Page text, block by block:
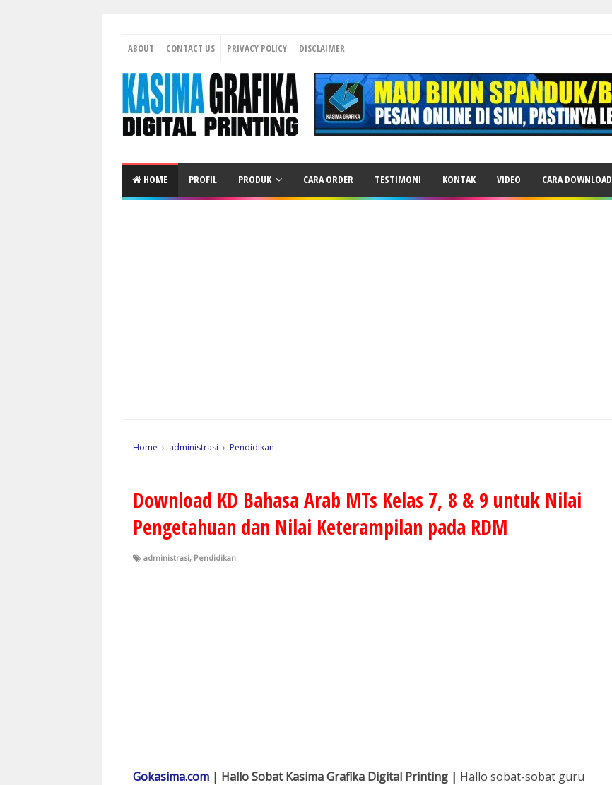
ABOUT CONTACT US PRIVACY POLICY DISCLAIMER
HOME PROFIL PRODUK CARA ORDER TESTIMONI KONTAK VIDEO CARA DOWNLOAD
Home › administrasi › Pendidikan
Download KD Bahasa Arab MTs Kelas 7, 8 & 9 untuk Nilai
Pengetahuan dan Nilai Keterampilan pada RDM
administrasi, Pendidikan
Gokasima.com | Hallo Sobat Kasima Grafika Digital Printing | Hallo sobat-sobat guru